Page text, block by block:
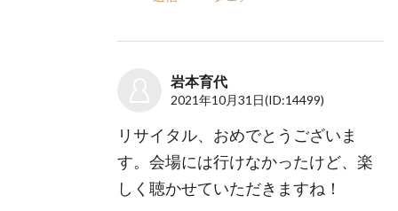
岩本育代
2021年10月31日(ID:14499)
リサイタル、おめでとうございま
す。会場には行けなかったけど、楽
しく聴かせていただきますね！